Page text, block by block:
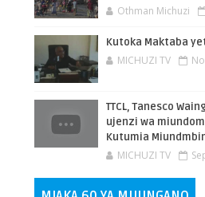
Othman Michuzi
Kutoka Maktaba
MICHUZI TV
TTCL, Tanesco
ujenzi wa
Kutumia
MICHUZI TV